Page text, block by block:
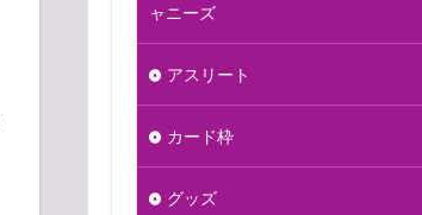
ャニーズ
アスリート
カード枠
グッズ